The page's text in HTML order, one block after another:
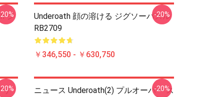
ジ
Underoath 顔の溶ける ジグソーパズル
RB2709
￥346,550 - ￥630,750
-20%
リ
ニュース Underoath(2) プルオーバー ス
-20%